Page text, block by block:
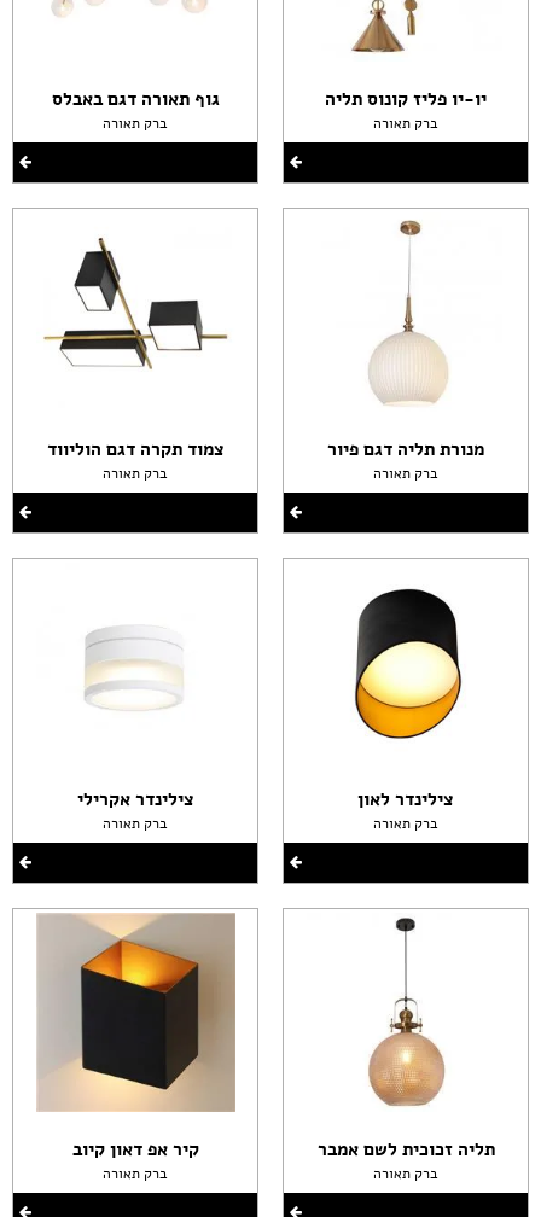
יו-יו פליז קונוס תליה
ברק תאורה
גוף תאורה דגם באבלס
ברק תאורה
מנורת תליה דגם פיור
ברק תאורה
צילינדר לאון
ברק תאורה
תליה זכוכית לשם אמבר
ברק תאורה
צמוד תקרה דגם הוליווד
ברק תאורה
צילינדר אקרילי
ברק תאורה
קיר אפ דאון קיוב
ברק תאורה